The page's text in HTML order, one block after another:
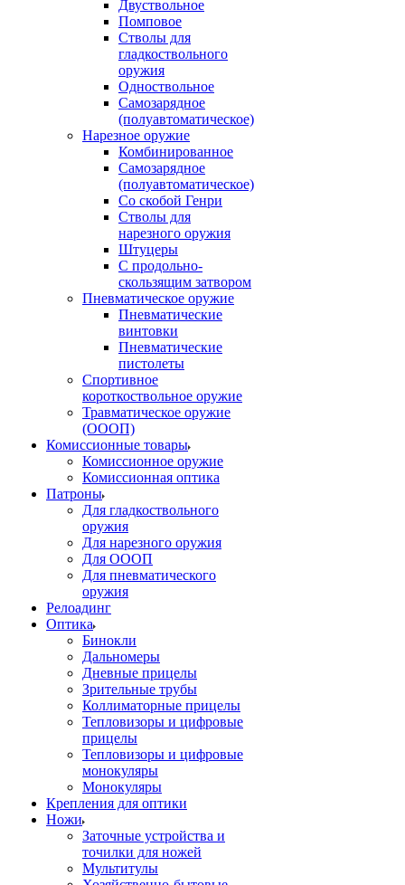
Двуствольное
Помповое
Стволы для
гладкоствольного
оружия
Одноствольное
Самозарядное
(полуавтоматическое)
Нарезное оружие
Комбинированное
Самозарядное
(полуавтоматическое)
Со скобой Генри
Стволы для
нарезного оружия
Штуцеры
С продольно-
скользящим затвором
Пневматическое оружие
Пневматические
винтовки
Пневматические
пистолеты
Спортивное
короткоствольное оружие
Травматическое оружие
(ОООП)
Комиссионные товары
Комиссионное оружие
Комиссионная оптика
Патроны
Для гладкоствольного
оружия
Для нарезного оружия
Для ОООП
Для пневматического
оружия
Релоадинг
Оптика
Бинокли
Дальномеры
Дневные прицелы
Зрительные трубы
Коллиматорные прицелы
Тепловизоры и цифровые
прицелы
Тепловизоры и цифровые
монокуляры
Монокуляры
Крепления для оптики
Ножи
Заточные устройства и
точилки для ножей
Мультитулы